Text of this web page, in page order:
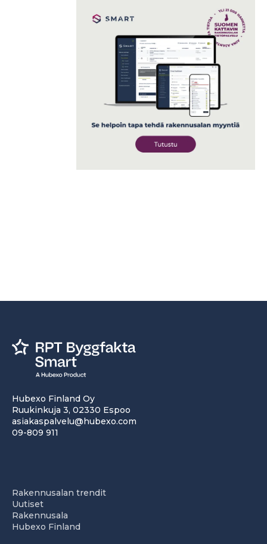
Hubexo Finland Oy
Ruukinkuja 3, 02330 Espoo
asiakaspalvelu@hubexo.com
09-809 911
Rakennusalan trendit
Uutiset
Rakennusala
Hubexo Finland